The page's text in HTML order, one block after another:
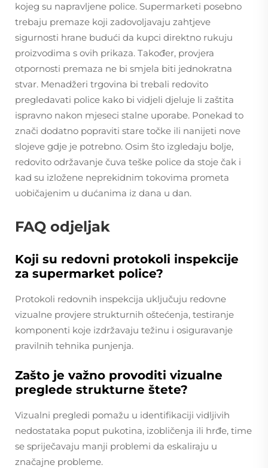
kojeg su napravljene police. Supermarketi posebno
trebaju premaze koji zadovoljavaju zahtjeve
sigurnosti hrane budući da kupci direktno rukuju
proizvodima s ovih prikaza. Također, provjera
otpornosti premaza ne bi smjela biti jednokratna
stvar. Menadžeri trgovina bi trebali redovito
pregledavati police kako bi vidjeli djeluje li zaštita
ispravno nakon mjeseci stalne uporabe. Ponekad to
znači dodatno popraviti stare točke ili nanijeti nove
slojeve gdje je potrebno. Osim što izgledaju bolje,
redovito održavanje čuva teške police da stoje čak i
kad su izložene neprekidnim tokovima prometa
uobičajenim u dućanima iz dana u dan.
FAQ odjeljak
Koji su redovni protokoli inspekcije
za supermarket police?
Protokoli redovnih inspekcija uključuju redovne
vizualne provjere strukturnih oštećenja, testiranje
komponenti koje izdržavaju težinu i osiguravanje
pravilnih tehnika punjenja.
Zašto je važno provoditi vizualne
preglede strukturne štete?
Vizualni pregledi pomažu u identifikaciji vidljivih
nedostataka poput pukotina, izobličenja ili hrđe, time
se spriječavaju manji problemi da eskaliraju u
značajne probleme.